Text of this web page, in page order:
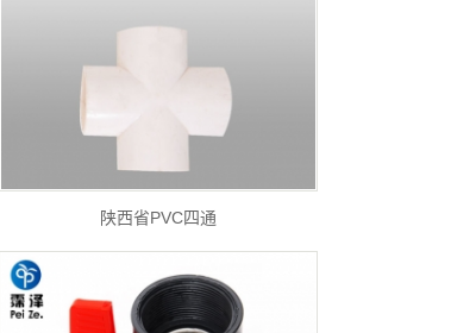
陕西省PVC四通